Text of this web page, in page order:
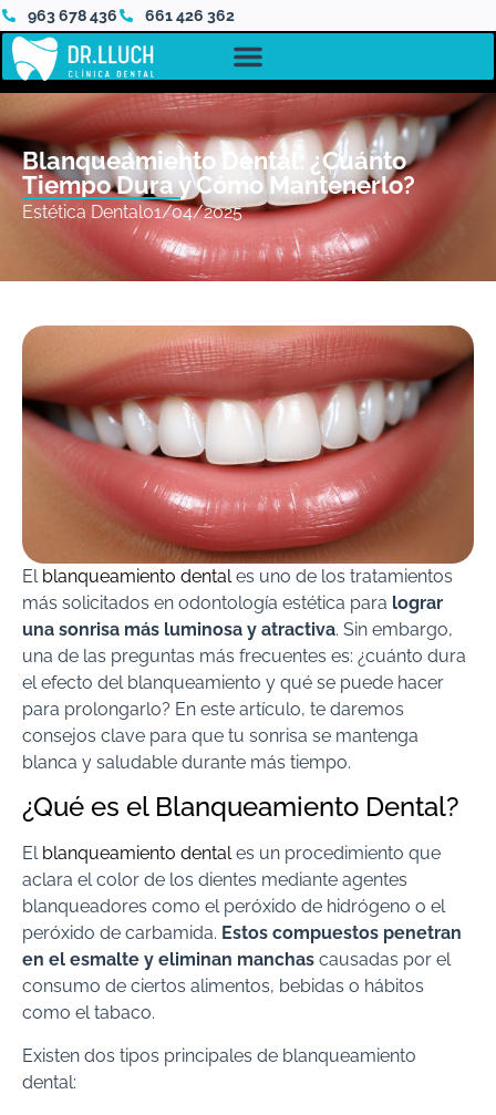
963 678 436 661 426 362
Blanqueamiento Dental: ¿Cuánto
Tiempo Dura y Cómo Mantenerlo?
Estética Dental01/04/2025
El blanqueamiento dentales uno de los tratamientos
más solicitados en odontología estética para lograr
una sonrisa más luminosa y atractiva. Sin embargo,
una de las preguntas más frecuentes es: ¿cuánto dura
el efecto del blanqueamiento y qué se puede hacer
para prolongarlo? En este artículo, te daremos
consejos clave para que tu sonrisa se mantenga
blanca y saludable durante más tiempo.
¿Qué es el Blanqueamiento Dental?
El blanqueamiento dentales un procedimiento que
aclara el color de los dientes mediante agentes
blanqueadores como el peróxido de hidrógeno o el
peróxido de carbamida. Estos compuestos penetran
en el esmalte y eliminan manchas causadas por el
consumo de ciertos alimentos, bebidas o hábitos
como el tabaco.
Existen dos tipos principales de blanqueamiento
dental: